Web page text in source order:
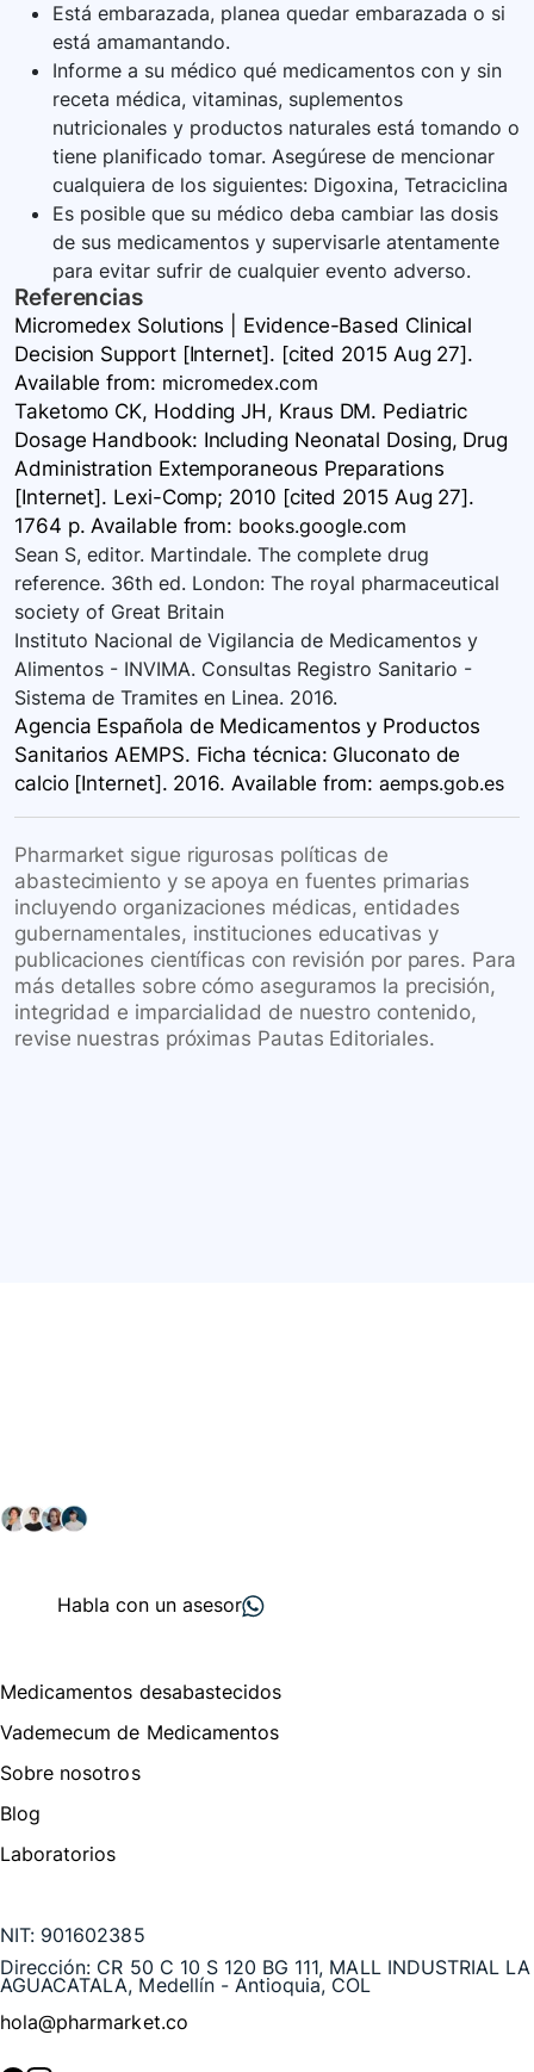
Está embarazada, planea quedar embarazada o si
está amamantando.
Informe a su médico qué medicamentos con y sin
receta médica, vitaminas, suplementos
nutricionales y productos naturales está tomando o
tiene planificado tomar. Asegúrese de mencionar
cualquiera de los siguientes: Digoxina, Tetraciclina
Es posible que su médico deba cambiar las dosis
de sus medicamentos y supervisarle atentamente
para evitar sufrir de cualquier evento adverso.
Referencias
Micromedex Solutions | Evidence-Based Clinical
Decision Support [Internet]. [cited 2015 Aug 27].
Available from: micromedex.com
Taketomo CK, Hodding JH, Kraus DM. Pediatric
Dosage Handbook: Including Neonatal Dosing, Drug
Administration Extemporaneous Preparations
[Internet]. Lexi-Comp; 2010 [cited 2015 Aug 27].
1764 p. Available from: books.google.com
Sean S, editor. Martindale. The complete drug
reference. 36th ed. London: The royal pharmaceutical
society of Great Britain
Instituto Nacional de Vigilancia de Medicamentos y
Alimentos - INVIMA. Consultas Registro Sanitario -
Sistema de Tramites en Linea. 2016.
Agencia Española de Medicamentos y Productos
Sanitarios AEMPS. Ficha técnica: Gluconato de
calcio [Internet]. 2016. Available from: aemps.gob.es
Pharmarket sigue rigurosas políticas de
abastecimiento y se apoya en fuentes primarias
incluyendo organizaciones médicas, entidades
gubernamentales, instituciones educativas y
publicaciones científicas con revisión por pares. Para
más detalles sobre cómo aseguramos la precisión,
integridad e imparcialidad de nuestro contenido,
revise nuestras próximas Pautas Editoriales.
Habla con un asesor
Medicamentos desabastecidos
Vademecum de Medicamentos
Sobre nosotros
Blog
Laboratorios
NIT: 901602385
Dirección: CR 50 C 10 S 120 BG 111, MALL INDUSTRIAL LA
AGUACATALA, Medellín - Antioquia, COL
hola@pharmarket.co